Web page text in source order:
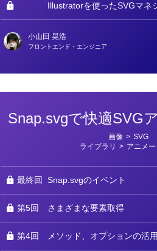
Illustratorを使ったSVGマネ
小山田 晃浩
フロントエンド・エンジニア
Snap.svgで快適SVG
ー
画像 > SVG
ライブラリ > アニメ
最終回 Snap.svgのイベント
第5回 さまざまな要素取得
第4回 メソッド、オプションの活用